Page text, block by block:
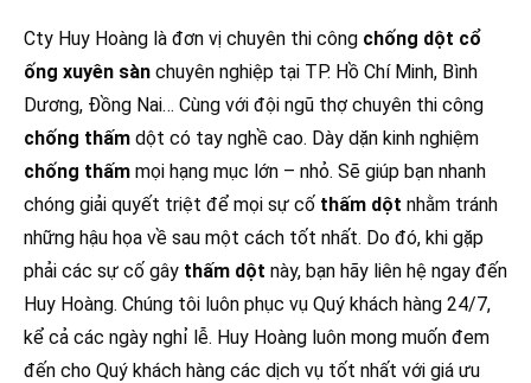
Cty Huy Hoàng là đơn vị chuyên thi công chống dột cổ
ống xuyên sàn chuyên nghiệp tại TP. Hồ Chí Minh, Bình
Dương, Đồng Nai… Cùng với đội ngũ thợ chuyên thi công
chống thấm dột có tay nghề cao. Dày dặn kinh nghiệm
chống thấm mọi hạng mục lớn – nhỏ. Sẽ giúp bạn nhanh
chóng giải quyết triệt để mọi sự cố thấm dột nhằm tránh
những hậu họa về sau một cách tốt nhất. Do đó, khi gặp
phải các sự cố gây thấm dột này, bạn hãy liên hệ ngay đến
Huy Hoàng. Chúng tôi luôn phục vụ Quý khách hàng 24/7,
kể cả các ngày nghỉ lễ. Huy Hoàng luôn mong muốn đem
đến cho Quý khách hàng các dịch vụ tốt nhất với giá ưu